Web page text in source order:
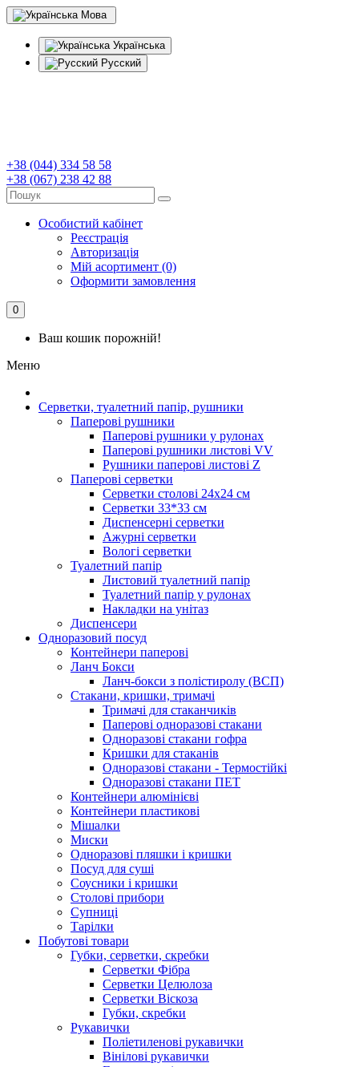
Мова
Українська
Русский
+38 (044) 334 58 58
+38 (067) 238 42 88
Особистий кабінет
Реєстрація
Авторизація
Мій асортимент (0)
Оформити замовлення
0
Ваш кошик порожній!
Меню
Серветки, туалетний папір, рушники
Паперові рушники
Паперові рушники у рулонах
Паперові рушники листові VV
Рушники паперові листові Z
Паперові серветки
Серветки столові 24х24 см
Серветки 33*33 см
Диспенсерні серветки
Ажурні серветки
Вологі серветки
Туалетний папір
Листовий туалетний папір
Туалетний папір у рулонах
Накладки на унітаз
Диспенсери
Одноразовий посуд
Контейнери паперові
Ланч Бокси
Ланч-бокси з полістиролу (ВСП)
Стакани, кришки, тримачі
Тримачі для стаканчиків
Паперові одноразові стакани
Одноразові стакани гофра
Кришки для стаканів
Одноразові стакани - Термостійкі
Одноразові стакани ПЕТ
Контейнери алюмінієві
Контейнери пластикові
Мішалки
Миски
Одноразові пляшки і кришки
Посуд для суші
Соусники і кришки
Столові прибори
Супниці
Тарілки
Побутові товари
Губки, серветки, скребки
Серветки Фібра
Серветки Целюлоза
Серветки Віскоза
Губки, скребки
Рукавички
Поліетиленові рукавички
Вінілові рукавички